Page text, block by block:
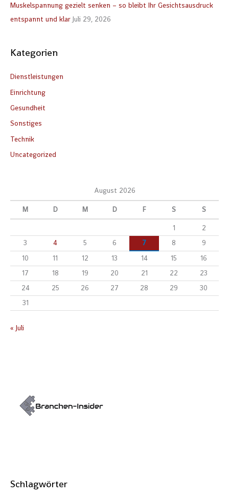
h
:
Muskelspannung gezielt senken – so bleibt Ihr Gesichtsausdruck
entspannt und klar Juli 29, 2026
Kategorien
Dienstleistungen
Einrichtung
Gesundheit
Sonstiges
Technik
Uncategorized
August 2026
M D M D F S S
1
2
3
4 5 6 7 8
9
10
11 12 13 14 15
16
17
18 19 20 21 22
23
24
25 26 27 28 29
30
31
« Juli
Schlagwörter